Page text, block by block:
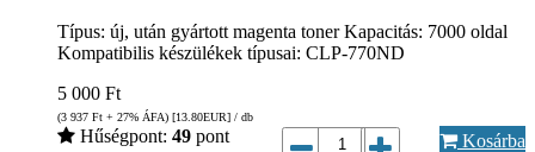
Típus: új, után gyártott magenta toner Kapacitás: 7000 oldal
Kompatibilis készülékek típusai: CLP-770ND
5 000 Ft
(3 937 Ft + 27% ÁFA) [13.80EUR] / db
Hűségpont: 49 pont Kosárba